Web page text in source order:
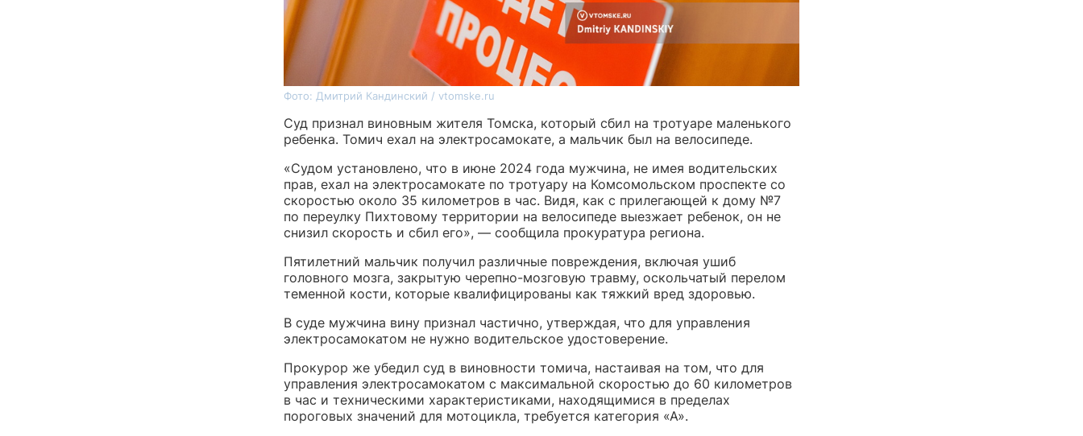
Фото: Дмитрий Кандинский / vtomske.ru
Суд признал виновным жителя Томска, который сбил на тротуаре маленького
ребенка. Томич ехал на электросамокате, а мальчик был на велосипеде.
«Судом установлено, что в июне 2024 года мужчина, не имея водительских
прав, ехал на электросамокате по тротуару на Комсомольском проспекте со
скоростью около 35 километров в час. Видя, как с прилегающей к дому №7
по переулку Пихтовому территории на велосипеде выезжает ребенок, он не
снизил скорость и сбил его», — сообщила прокуратура региона.
Пятилетний мальчик получил различные повреждения, включая ушиб
головного мозга, закрытую черепно-мозговую травму, оскольчатый перелом
теменной кости, которые квалифицированы как тяжкий вред здоровью.
В суде мужчина вину признал частично, утверждая, что для управления
электросамокатом не нужно водительское удостоверение.
Прокурор же убедил суд в виновности томича, настаивая на том, что для
управления электросамокатом с максимальной скоростью до 60 километров
в час и техническими характеристиками, находящимися в пределах
пороговых значений для мотоцикла, требуется категория «А».